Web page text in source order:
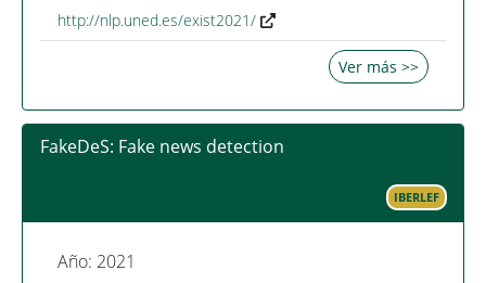
http://nlp.uned.es/exist2021/
Ver más >>
FakeDeS: Fake news detection
IBERLEF
Año: 2021